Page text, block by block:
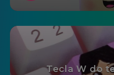
Tecla W do